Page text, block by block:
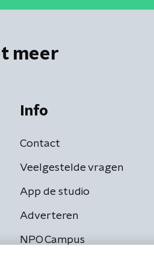
meer
Info
Contact
Veelgestelde vragen
App de studio
Adverteren
NPO Campus